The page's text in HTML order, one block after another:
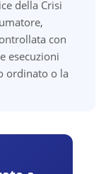
della Crisi
con
esecuzioni
ordinato o la